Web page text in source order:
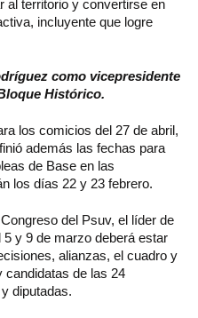
al territorio y convertirse en
incluyente que logre
como vicepresidente
Histórico.
los comicios del 27 de abril,
además las fechas para
de Base en las
los días 22 y 23 febrero.
del Psuv, el líder de
5 y 9 de marzo deberá estar
alianzas, el cuadro y
candidatas de las 24
diputadas.